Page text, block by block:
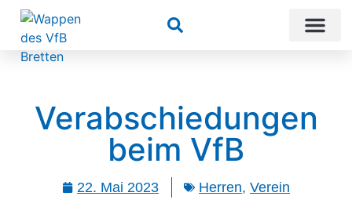
Suchen
Verabschiedungen
beim VfB
22. Mai 2023 Herren, Verein